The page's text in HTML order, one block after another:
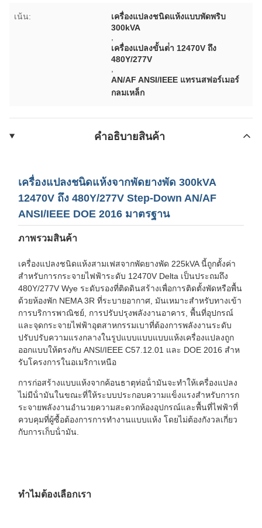
เน้น:
เครื่องแปลงชนิดแห้งแบบพัดพริบ
300kVA
เครื่องแปลงขั้นต่ํา 12470V ถึง
480Y/277V
AN/AF ANSI/IEEE แทรนสฟอร์เมอร์
กลมเหล็ก
คําอธิบายสินค้า
เครื่องแปลงชนิดแห้งจากพัดยางพัด 300kVA
12470V ถึง 480Y/277V Step-Down AN/AF
ANSI/IEEE DOE 2016 มาตรฐาน
ภาพรวมสินค้า
เครื่องแปลงชนิดแห้งสามเฟสจากพัดยางพัด 225kVA นี้ถูกตั้งค่า
สําหรับการกระจายไฟฟ้าระดับ 12470V Delta เป็นประถมถึง
480Y/277V Wye ระดับรองที่ติดดินสร้างเพื่อการติดตั้งพัดหรือพื้น
ด้วยห้องพัก NEMA 3R ที่ระบายอากาศ, มันเหมาะสําหรับทางเข้า
การบริการพาณิชย์, การปรับปรุงพลังงานอาคาร, พื้นที่อุปกรณ์
และจุดกระจายไฟฟ้าอุตสาหกรรมเบาที่ต้องการพลังงานระดับ
ปรับปรับความแรงกลางในรูปแบบแบบแบบแห้งเครื่องแปลงถูก
ออกแบบให้ตรงกับ ANSI/IEEE C57.12.01 และ DOE 2016 สําห
รับโครงการในอเมริกาเหนือ
การก่อสร้างแบบแห้งจากค้อนธาตุท่อน้ํามันจะทําให้เครื่องแปลง
ไม่มีน้ํามันในขณะที่ให้ระบบประกอบความแข็งแรงสําหรับการก
ระจายพลังงานอํานวยความสะดวกห้องอุปกรณ์และพื้นที่ไฟฟ้าที่
ควบคุมที่ผู้ซื้อต้องการการทํางานแบบแห้ง โดยไม่ต้องกังวลเกี่ยว
กับการเก็บน้ํามัน.
ทําไมต้องเลือกเรา